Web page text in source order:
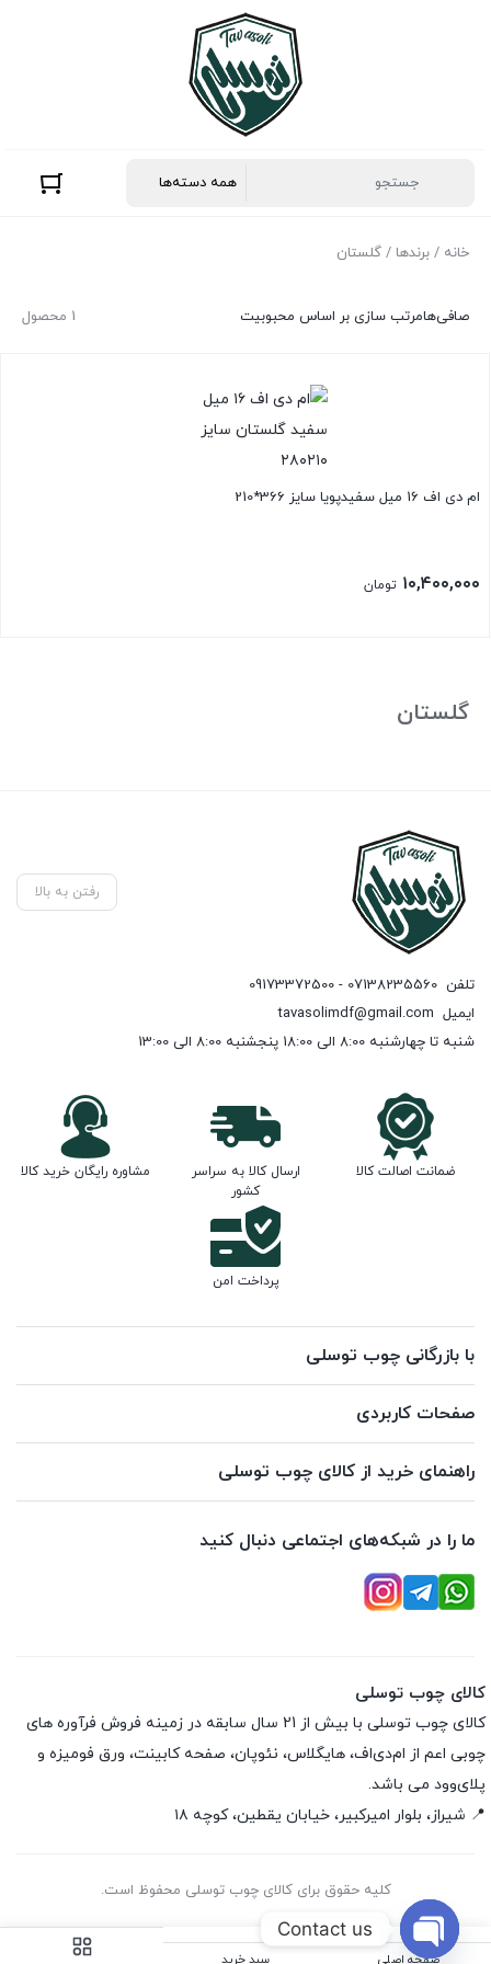
خانه / برندها / گلستان
1 محصول صافی‌هامرتب سازی بر اساس محبوبیت
ام دی اف 16 میل سفیدپویا سایز 366*210
۱۰,۴۰۰,۰۰۰ تومان
گلستان
رفتن به بالا
تلفن 07138235560 - 09173372500
ایمیل tavasolimdf@gmail.com
شنبه تا چهارشنبه 8:00 الی 18:00 پنجشنبه 8:00 الی 13:00
ضمانت اصالت کالا
ارسال کالا به سراسر
کشور
مشاوره رایگان خرید کالا
پرداخت امن
با بازرگانی چوب توسلی
صفحات کاربردی
راهنمای خرید از کالای چوب توسلی
ما را در شبکه‌های اجتماعی دنبال کنید
کالای چوب توسلی
کالای چوب توسلی با بیش از 21 سال سابقه در زمینه فروش فرآوره های
چوبی اعم از ام‌دی‌اف، هایگلاس، نئوپان، صفحه کابینت، ورق فومیزه و
پلای‌وود می باشد.
📍 شیراز، بلوار امیرکبیر، خیابان یقطین، کوچه ۱۸
کلیه حقوق برای کالای چوب توسلی محفوظ است.
صفحه اصلی سبد خرید
Contact us